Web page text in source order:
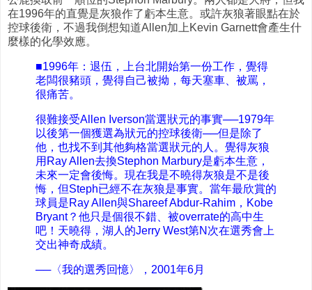
在1996年的直覺是灰狼作了虧本生意。或許灰狼著眼點在於
控球後衛，不過我倒想知道Allen加上Kevin Garnett會產生什
麼樣的化學效應。
■1996年：退伍，上台北開始第一份工作，覺得
老闆很豬頭，覺得自己被拗，每天塞車、被罵，
很痛苦。
很難接受Allen Iverson當選狀元的事實──1979年
以後第一個獲選為狀元的控球後衛──但是除了
他，也找不到其他夠格當選狀元的人。覺得灰狼
用Ray Allen去換Stephon Marbury是虧本生意，
未來一定會後悔。現在我是不曉得灰狼是不是後
悔，但Steph已經不在灰狼是事實。當年最欣賞的
球員是Ray Allen與Shareef Abdur-Rahim，Kobe
Bryant？他只是個很不錯、被overrate的高中生
吧！天曉得，湖人的Jerry West第N次在選秀會上
交出神奇成績。
──〈我的選秀回憶〉，2001年6月